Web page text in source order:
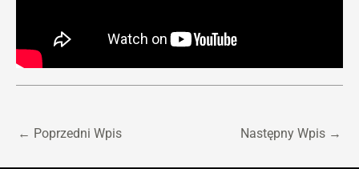
← Poprzedni Wpis Następny Wpis →